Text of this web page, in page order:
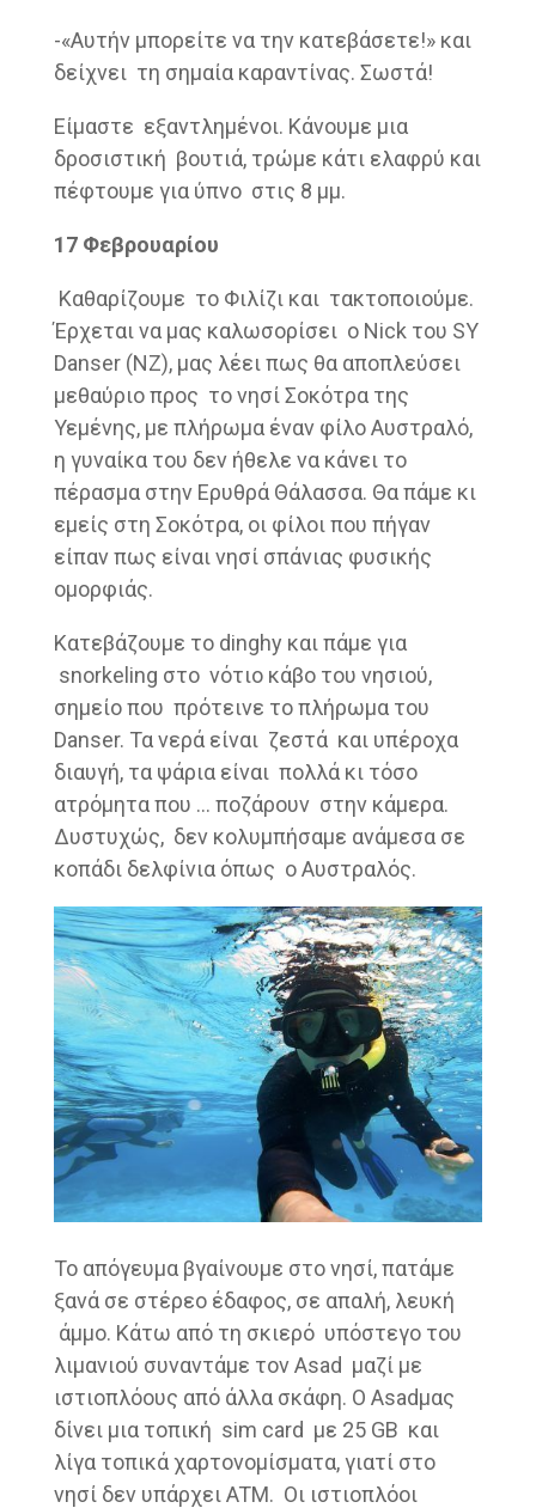
-«Αυτήν μπορείτε να την κατεβάσετε!» και
δείχνει τη σημαία καραντίνας. Σωστά!
Είμαστε εξαντλημένοι. Κάνουμε μια
δροσιστική βουτιά, τρώμε κάτι ελαφρύ και
πέφτουμε για ύπνο στις 8 μμ.
17 Φεβρουαρίου
Καθαρίζουμε το Φιλίζι και τακτοποιούμε.
Έρχεται να μας καλωσορίσει ο Nick του SY
Danser (ΝΖ), μας λέει πως θα αποπλεύσει
μεθαύριο προς το νησί Σοκότρα της
Υεμένης, με πλήρωμα έναν φίλο Αυστραλό,
η γυναίκα του δεν ήθελε να κάνει το
πέρασμα στην Ερυθρά Θάλασσα. Θα πάμε κι
εμείς στη Σοκότρα, οι φίλοι που πήγαν
είπαν πως είναι νησί σπάνιας φυσικής
ομορφιάς.
Κατεβάζουμε το dinghy και πάμε για
snorkeling στο νότιο κάβο του νησιού,
σημείο που πρότεινε το πλήρωμα του
Danser. Τα νερά είναι ζεστά και υπέροχα
διαυγή, τα ψάρια είναι πολλά κι τόσο
ατρόμητα που … ποζάρουν στην κάμερα.
Δυστυχώς, δεν κολυμπήσαμε ανάμεσα σε
κοπάδι δελφίνια όπως ο Αυστραλός.
Το απόγευμα βγαίνουμε στο νησί, πατάμε
ξανά σε στέρεο έδαφος, σε απαλή, λευκή
άμμο. Κάτω από τη σκιερό υπόστεγο του
λιμανιού συναντάμε τον Asad μαζί με
ιστιοπλόους από άλλα σκάφη. Ο Asadμας
δίνει μια τοπική sim card με 25 GB και
λίγα τοπικά χαρτονομίσματα, γιατί στο
νησί δεν υπάρχει ATM. Οι ιστιοπλόοι